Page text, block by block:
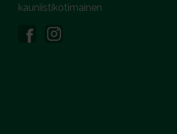
kauniistikotimainen